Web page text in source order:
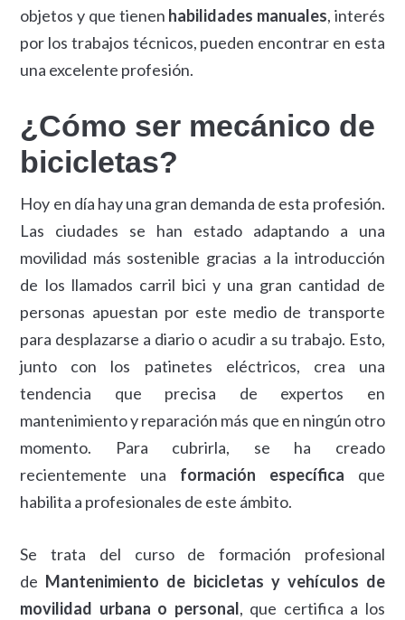
objetos y que tienen habilidades manuales, interés
por los trabajos técnicos, pueden encontrar en esta
una excelente profesión.
¿Cómo ser mecánico de
bicicletas?
Hoy en día hay una gran demanda de esta profesión.
Las ciudades se han estado adaptando a una
movilidad más sostenible gracias a la introducción
de los llamados carril bici y una gran cantidad de
personas apuestan por este medio de transporte
para desplazarse a diario o acudir a su trabajo. Esto,
junto con los patinetes eléctricos, crea una
tendencia que precisa de expertos en
mantenimiento y reparación más que en ningún otro
momento. Para cubrirla, se ha creado
recientemente una formación específica que
habilita a profesionales de este ámbito.
Se trata del curso de formación profesional
de Mantenimiento de bicicletas y vehículos de
movilidad urbana o personal, que certifica a los